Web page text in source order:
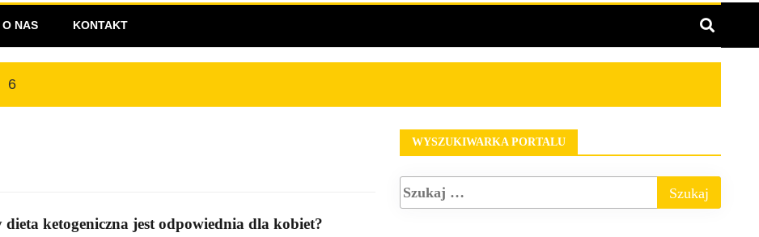
O NAS KONTAKT
6
dieta ketogeniczna jest odpowiednia dla kobiet?
WYSZUKIWARKA PORTALU